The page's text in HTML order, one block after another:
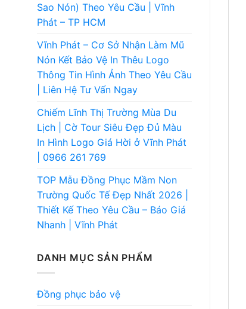
Sao Nón) Theo Yêu Cầu | Vĩnh
Phát – TP HCM
Vĩnh Phát – Cơ Sở Nhận Làm Mũ
Nón Kết Bảo Vệ In Thêu Logo
Thông Tin Hình Ảnh Theo Yêu Cầu
| Liên Hệ Tư Vấn Ngay
Chiếm Lĩnh Thị Trường Mùa Du
Lịch | Cờ Tour Siêu Đẹp Đủ Màu
In Hình Logo Giá Hời ở Vĩnh Phát
| 0966 261 769
TOP Mẫu Đồng Phục Mầm Non
Trường Quốc Tế Đẹp Nhất 2026 |
Thiết Kế Theo Yêu Cầu – Báo Giá
Nhanh | Vĩnh Phát
DANH MỤC SẢN PHẨM
Đồng phục bảo vệ